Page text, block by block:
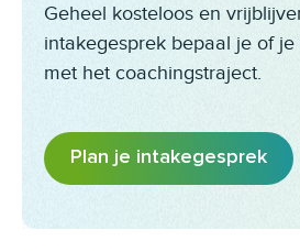
Geheel kosteloos en
intakegesprek bepaal je of
met het coachingstraject.
Plan je intakegesprek